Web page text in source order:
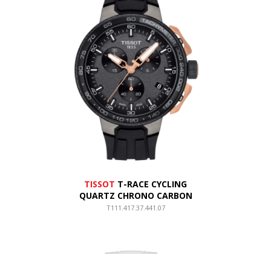
TISSOT T-RACE CYCLING
QUARTZ CHRONO CARBON
T111.417.37.441.07